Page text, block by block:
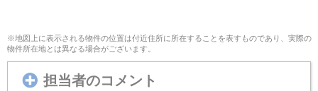
※地図上に表示される物件の位置は付近住所に所在することを表すものであり、実際の
物件所在地とは異なる場合がございます。
担当者のコメント